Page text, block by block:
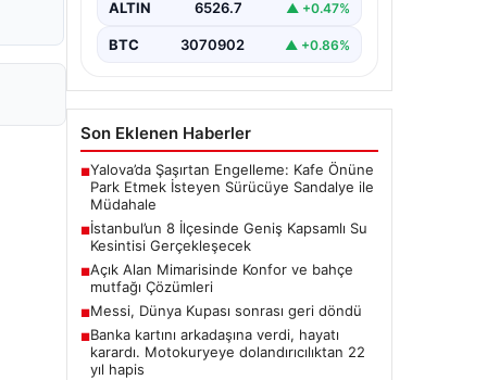
ALTIN 6526.7 ▲ +0.47%
BTC 3070902 ▲ +0.86%
Son Eklenen Haberler
■Yalova’da Şaşırtan Engelleme: Kafe Önüne
Park Etmek İsteyen Sürücüye Sandalye ile
Müdahale
■İstanbul’un 8 İlçesinde Geniş Kapsamlı Su
Kesintisi Gerçekleşecek
■Açık Alan Mimarisinde Konfor ve bahçe
mutfağı Çözümleri
■Messi, Dünya Kupası sonrası geri döndü
■Banka kartını arkadaşına verdi, hayatı
karardı. Motokuryeye dolandırıcılıktan 22
yıl hapis